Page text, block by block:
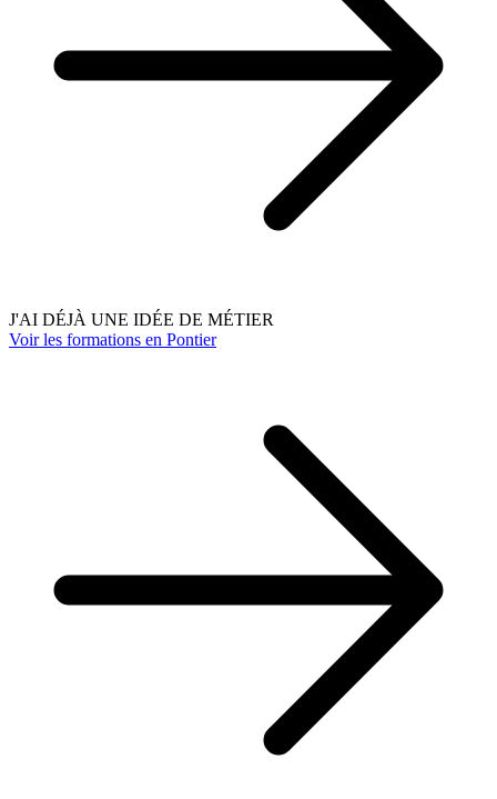
J'AI DÉJÀ UNE IDÉE DE MÉTIER
Voir les formations en Pontier